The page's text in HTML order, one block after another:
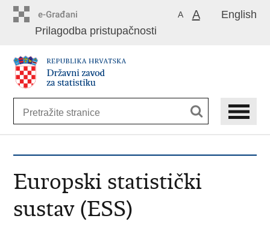
sadržaj
English
A A
Prilagodba pristupačnosti
Europski statistički
sustav (ESS)